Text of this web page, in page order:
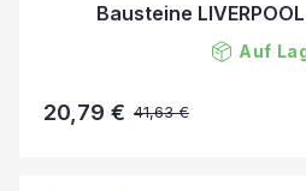
Bausteine
Auf
41,63 €
20,79 €